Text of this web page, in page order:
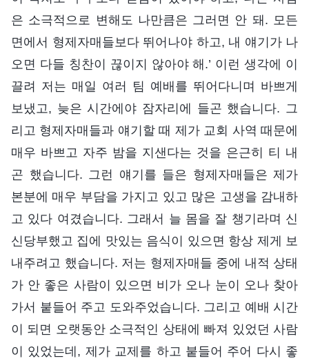
은 소극적으로 변해도 나만큼은 그러면 안 돼. 모든
면에서 형제자매들보다 뛰어나야 하고, 내 얘기가 나
오면 다들 칭찬이 끊이지 않아야 해.’ 이런 생각에 이
끌려 저는 매일 여러 팀 예배를 뛰어다니며 바쁘게
보냈고, 늦은 시간에야 잠자리에 들곤 했습니다. 그
리고 형제자매들과 얘기할 때 제가 교회 사역 때문에
매우 바쁘고 자주 밤을 지샌다는 것을 은근히 티 내
곤 했습니다. 그런 얘기를 들은 형제자매들은 제가
본분에 매우 부담을 가지고 있고 많은 고생을 감내하
고 있다 여겼습니다. 그래서 늘 몸을 잘 챙기라며 신
신당부했고 집에 맛있는 음식이 있으면 항상 제게 보
내주려고 했습니다. 저는 형제자매들 중에 내적 상태
가 안 좋은 사람이 있으면 비가 오나 눈이 오나 찾아
가서 붙들어 주고 도와주었습니다. 그리고 예배 시간
이 되면 오랫동안 소극적인 상태에 빠져 있었던 사람
이 있었는데, 제가 교제를 하고 붙들어 주어 다시 좋